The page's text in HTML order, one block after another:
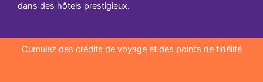
dans des hôtels prestigieux.
Cumulez des crédits de voyage et des points de fidélité